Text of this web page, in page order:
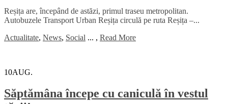
Reșița are, începând de astăzi, primul traseu metropolitan.
Autobuzele Transport Urban Reșița circulă pe ruta Reșița –...
Actualitate, News, Social ... , Read More
10AUG.
Săptămâna începe cu caniculă în vestul